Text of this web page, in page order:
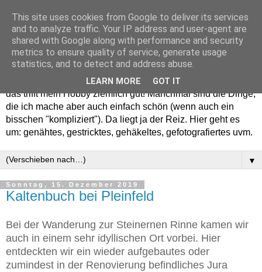
Willkommen in meinem "Wohnzimmer". Einfach und schön -
das trifft mein Hobby ziemlich gut! Manchmal sind die Dinge,
die ich mache aber auch einfach schön (wenn auch ein
bisschen "kompliziert"). Da liegt ja der Reiz. Hier geht es
um: genähtes, gestricktes, gehäkeltes, gefotografiertes uvm.
▼
Sonntag, 15. Dezember 2019
Kaltenbuch bei Pleinfeld
Bei der Wanderung zur Steinernen Rinne kamen wir
auch in einem sehr idyllischen Ort vorbei. Hier
entdeckten wir ein wieder aufgebautes oder
zumindest in der Renovierung befindliches Jura
This site uses cookies from Google to deliver its services
and to analyze traffic. Your IP address and user-agent are
shared with Google along with performance and security
metrics to ensure quality of service, generate usage
statistics, and to detect and address abuse.
LEARN MORE GOT IT